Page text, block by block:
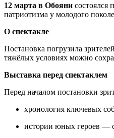
12 марта в Обояни состоялся
патриотизма у молодого
О спектакле
Постановка погрузила зрителей
тяжёлых условиях можно
Выставка перед спектаклем
Перед началом постановки
хронология ключевых
истории юных героев —